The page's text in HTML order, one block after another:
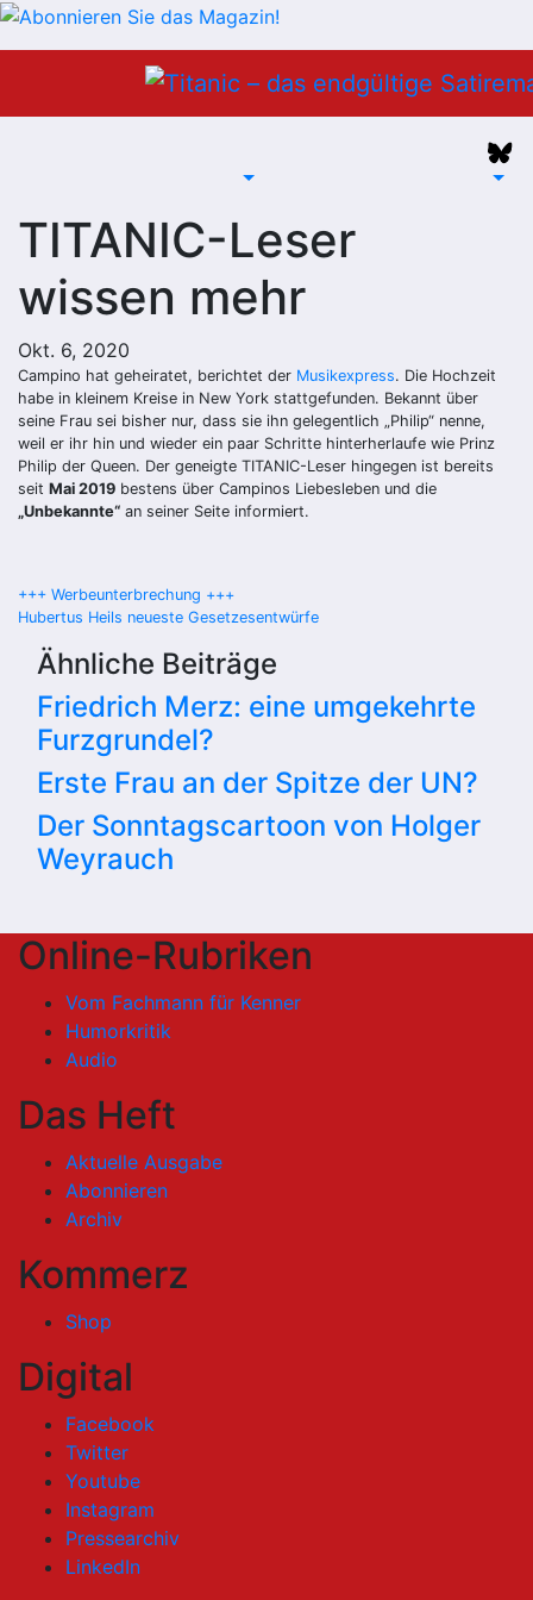
TITANIC-Leser
wissen mehr
Okt. 6, 2020
Campino hat geheiratet, berichtet der Musikexpress. Die Hochzeit
habe in kleinem Kreise in New York stattgefunden. Bekannt über
seine Frau sei bisher nur, dass sie ihn gelegentlich „Philip“ nenne,
weil er ihr hin und wieder ein paar Schritte hinterherlaufe wie Prinz
Philip der Queen. Der geneigte TITANIC-Leser hingegen ist bereits
seit Mai 2019 bestens über Campinos Liebesleben und die
„Unbekannte“ an seiner Seite informiert.
Beitragsnavigation
+++ Werbeunterbrechung +++
Hubertus Heils neueste Gesetzesentwürfe
Ähnliche Beiträge
Friedrich Merz: eine umgekehrte
Furzgrundel?
Erste Frau an der Spitze der UN?
Der Sonntagscartoon von Holger
Weyrauch
Online-Rubriken
Vom Fachmann für Kenner
Humorkritik
Audio
Das Heft
Aktuelle Ausgabe
Abonnieren
Archiv
Kommerz
Shop
Digital
Facebook
Twitter
Youtube
Instagram
Pressearchiv
LinkedIn